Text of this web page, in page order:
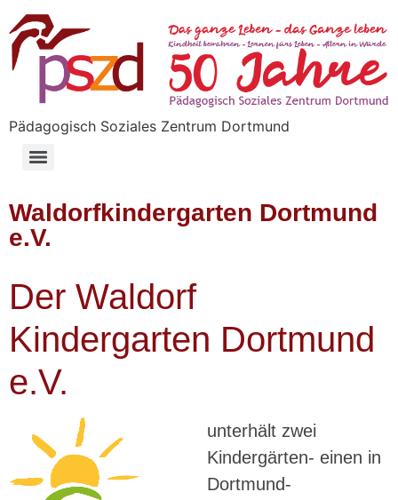
Pädagogisch Soziales Zentrum Dortmund
Waldorfkindergarten Dortmund
e.V.
Der Waldorf
Kindergarten Dortmund
e.V.
unterhält zwei
Kindergärten- einen in
Dortmund-